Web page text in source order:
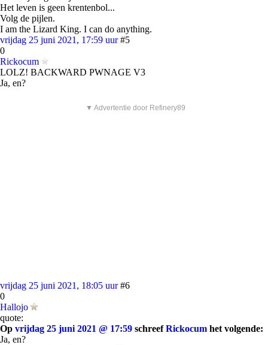
Het leven is geen krentenbol...
Volg de pijlen.
I am the Lizard King. I can do anything.
vrijdag 25 juni 2021, 17:59 uur #5
0
Rickocum
LOLZ! BACKWARD PWNAGE V3
Ja, en?
▼ Advertentie door Refinery89
vrijdag 25 juni 2021, 18:05 uur #6
0
Hallojo
quote:
Op vrijdag 25 juni 2021 @ 17:59 schreefRickocum het volgende:
Ja, en?